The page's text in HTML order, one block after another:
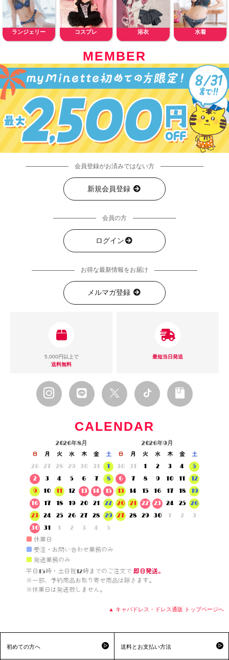
ランジェリー コスプレ 浴衣 水着
MEMBER
会員登録がお済みではない方
新規会員登録
会員の方
ログイン
お得な最新情報をお届け
メルマガ登録
5,000円以上で
送料無料
最短当日発送
CALENDAR
2026年8月
日 月 火 水 木 金
土
26
27 28 29 30 31
1
2
3 4 5 6 7
8
9
10 11 12 13 14
15
16
17 18 19 20 21
22
23
24 25 26 27 28
29
30
31 1 2 3 4 5
2026年9月
日 月 火 水 木 金
土
30
31 1 2 3 4
5
6
7 8 9 10 11
12
13
14 15 16 17 18
19
20
21 22 23 24 25
26
27
28 29 30 1 2 3
■ 休業日
■ 受注・お問い合わせ業務のみ
■ 発送業務のみ
平日15時・土日祝12時までのご注文で 即日発送。
※一部、予約商品お取り寄せ商品は除きます。
※休業日は発送致しません。
▲ キャバドレス・ドレス通販 トップページへ
初めての方へ 送料とお支払い方法